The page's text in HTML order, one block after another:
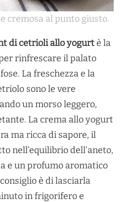
cremosa al punto giusto.
di cetrioli allo yogurt è la
rinfrescare il palato
La freschezza e la
sono le vere
un morso leggero,
La crema allo yogurt
ma ricca di sapore, il
nell’equilibrio dell’aneto,
e un profumo aromatico
è di lasciarla
in frigorifero e